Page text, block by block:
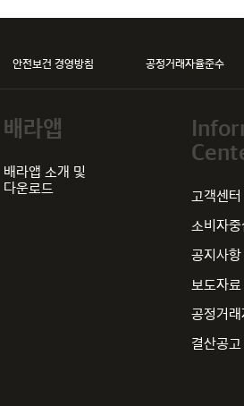
안전보건 경영방침 공정거래자율준수
배라앱
배라앱 소개 및
다운로드
고객센터
소비자
공지사항
보도자료
공정거
결산공고